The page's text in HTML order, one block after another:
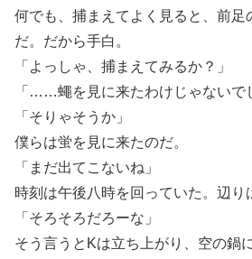
何でも、捕まえてよく見ると、前足
だ。だから手白。
「よっしゃ、捕まえてみるか？」
「……蠅を見に来たわけじゃないで
「そりゃそうか」
僕らは蛍を見に来たのだ。
「まだ出てこないね」
時刻は午後八時を回っていた。辺り
「そろそろだろーな」
そう言うとKは立ち上がり、空の鍋